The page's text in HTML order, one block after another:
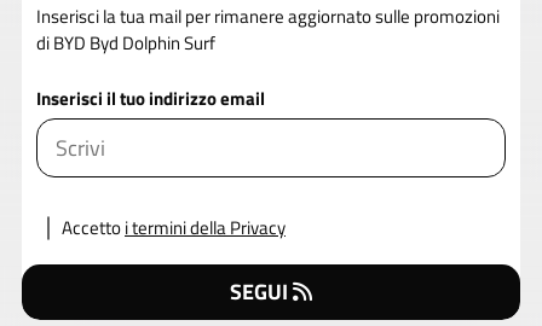
Inserisci la tua mail per rimanere aggiornato sulle promozioni
di BYD Byd Dolphin Surf
Inserisci il tuo indirizzo email
Accettoi termini della Privacy
SEGUI